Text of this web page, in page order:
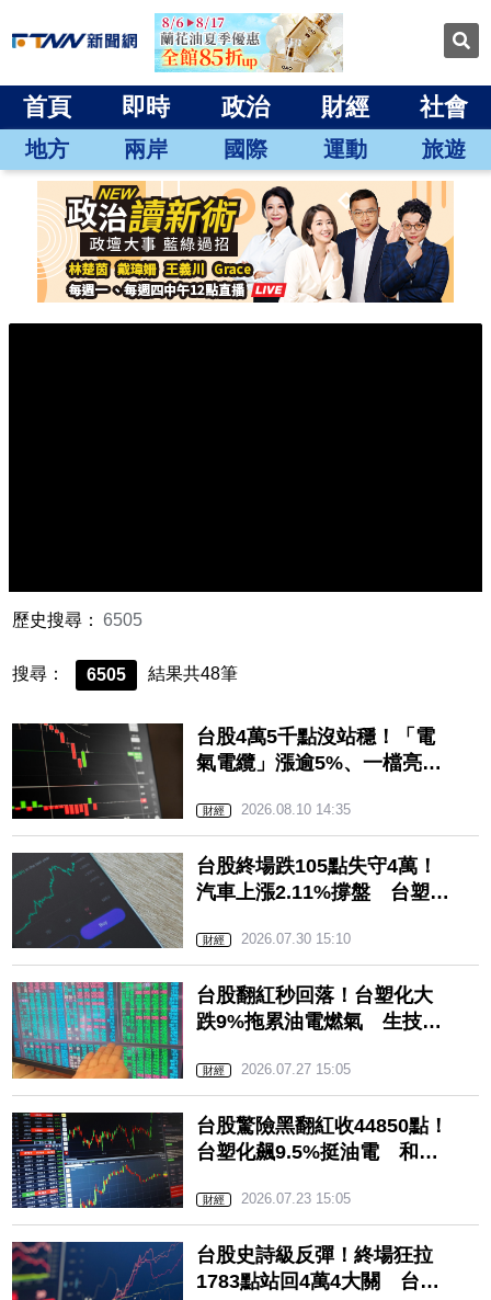
首頁 即時 政治 財經 社會
地方 兩岸 國際 運動 旅遊
歷史搜尋： 6505
搜尋： 6505 結果共48筆
台股4萬5千點沒站穩！「電
氣電纜」漲逾5%、一檔亮紅
2%
財經 2026.08.10 14:35
台股終場跌105點失守4萬！
汽車上漲2.11%撐盤 台塑
燃氣
財經 2026.07.30 15:10
台股翻紅秒回落！台塑化大
跌9%拖累油電燃氣 生技股
財經 2026.07.27 15:05
台股驚險黑翻紅收44850點！
台塑化飆9.5%挺油電 和成
財經 2026.07.23 15:05
台股史詩級反彈！終場狂拉
1783點站回4萬4大關 台塑